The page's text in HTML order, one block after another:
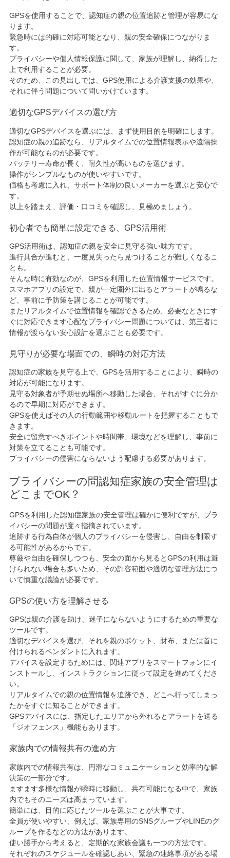
GPSを使用することで、認知症の親の位置追跡と管理が容易にな
ります。
緊急時には的確に対応可能となり、親の安全確保につながりま
す。
プライバシーや個人情報保護に関して、家族が理解し、納得した
上で利用することが必要。
そのため、この見出しでは、GPS使用による介護支援の効果や、
それに伴う問題について問いかけています。
適切なGPSデバイスの選び方
適切なGPSデバイスを選ぶには、まず使用目的を明確にします。
認知症の親の追跡なら、リアルタイムでの位置情報表示や遠隔操
作が可能なものが必要です。
バッテリー寿命が長く、耐久性が高いものを選びます。
操作がシンプルなものが使いやすいです。
価格も考慮に入れ、サポート体制の良いメーカーを選ぶと安心で
す。
以上を踏まえ、評価・口コミを確認し、見極めましょう。
初心者でも簡単に設定できる、GPS活用術
GPS活用術は、認知症の親を安全に見守る強い味方です。
進行具合が進むと、一度見失ったら見つけることが難しくなるこ
とも。
そんな時に有効なのが、GPSを利用した位置情報サービスです。
スマホアプリの設定で、親が一定圏外に出るとアラートが鳴るな
ど、事前に予防策を講じることが可能です。
またリアルタイムで位置情報を確認できるため、必要なときにす
ぐに対応できます心配なプライバシー問題については、第三者に
情報が渡らない安心設計を選ぶことも必要です。
見守りが必要な場面での、瞬時の対応方法
認知症の家族を見守る上で、GPSを活用することにより、瞬時の
対応が可能になります。
見守る対象者が予期せぬ場所へ移動した場合、それがすぐに分か
るので早期に対応ができます。
GPSを使えばその人の行動範囲や移動ルートを把握することもで
きます。
安全に留意すべきポイントや時間帯、環境などを理解し、事前に
対策を立てることも可能です。
プライバシーの侵害にならないよう配慮する必要があります。
プライバシーの問認知症家族の安全管理は
どこまでOK？
GPSを利用した認知症家族の安全管理は確かに便利ですが、プラ
イバシーの問題が度々指摘されています。
追跡する行為自体が個人のプライバシーを侵害し、自由を制限す
る可能性があるからです。
尊厳や自由を確保しつつも、安全の面から見るとGPSの利用は避
けられない場合も多いため、その許容範囲や適切な管理方法につ
いて慎重な議論が必要です。
GPSの使い方を理解させる
GPSは親の介護を助け、迷子にならないようにするための重要な
ツールです。
適切なデバイスを選び、それを親のポケット、財布、または首に
付けられるペンダントに入れます。
デバイスを設定するためには、関連アプリをスマートフォンにイ
ンストールし、インストラクションに従って設定を進めてくださ
い。
リアルタイムでの親の位置情報を追跡でき、どこへ行ってしまっ
たかをすぐに知ることができます。
GPSデバイスには、指定したエリアから外れるとアラートを送る
「ジオフェンス」機能もあります。
家族内での情報共有の進め方
家族内での情報共有は、円滑なコミュニケーションと効率的な解
決策の一部分です。
ますます多様な情報が瞬時に移動し、共有可能になる中で、家族
内でもそのニーズは高まっています。
簡単には、目的に応じたツールを選ぶことが大事です。
全員が使いやすい、例えば、家族専用のSNSグループやLINEのグ
ループを作るなどの方法があります。
使い勝手から考えると、定期的な家族会議も一つの方法です。
それぞれのスケジュールを確認しあい、緊急の連絡事項がある場